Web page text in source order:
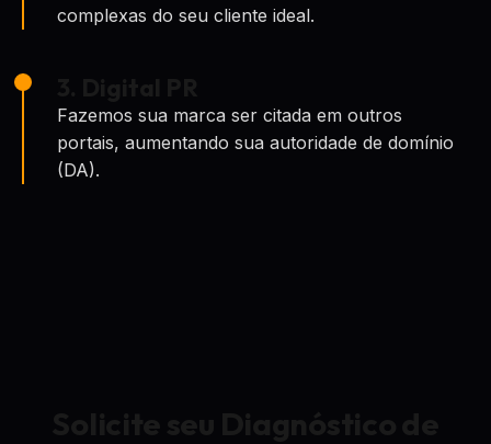
complexas do seu cliente ideal.
Fazemos sua marca ser citada em outros
portais, aumentando sua autoridade de domínio
(DA).